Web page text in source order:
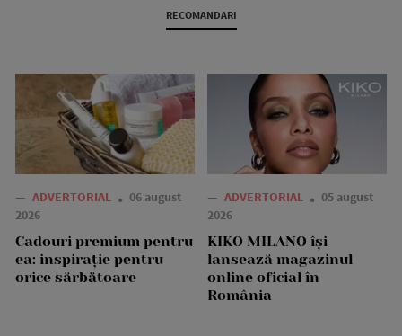
RECOMANDARI
— ADVERTORIAL
06 august
2026
Cadouri premium pentru
ea: inspirație pentru
orice sărbătoare
— ADVERTORIAL
05 august
2026
KIKO MILANO își
lansează magazinul
online oficial în
România